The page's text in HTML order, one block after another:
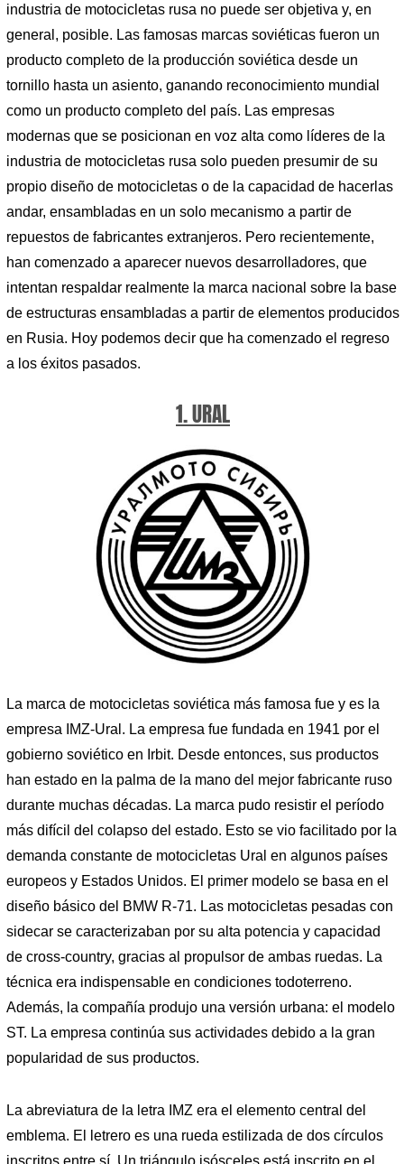
industria de motocicletas rusa no puede ser objetiva y, en
general, posible. Las famosas marcas soviéticas fueron un
producto completo de la producción soviética desde un
tornillo hasta un asiento, ganando reconocimiento mundial
como un producto completo del país. Las empresas
modernas que se posicionan en voz alta como líderes de la
industria de motocicletas rusa solo pueden presumir de su
propio diseño de motocicletas o de la capacidad de hacerlas
andar, ensambladas en un solo mecanismo a partir de
repuestos de fabricantes extranjeros. Pero recientemente,
han comenzado a aparecer nuevos desarrolladores, que
intentan respaldar realmente la marca nacional sobre la base
de estructuras ensambladas a partir de elementos producidos
en Rusia. Hoy podemos decir que ha comenzado el regreso
a los éxitos pasados.
1. URAL
La marca de motocicletas soviética más famosa fue y es la
empresa IMZ-Ural. La empresa fue fundada en 1941 por el
gobierno soviético en Irbit. Desde entonces, sus productos
han estado en la palma de la mano del mejor fabricante ruso
durante muchas décadas. La marca pudo resistir el período
más difícil del colapso del estado. Esto se vio facilitado por la
demanda constante de motocicletas Ural en algunos países
europeos y Estados Unidos. El primer modelo se basa en el
diseño básico del BMW R-71. Las motocicletas pesadas con
sidecar se caracterizaban por su alta potencia y capacidad
de cross-country, gracias al propulsor de ambas ruedas. La
técnica era indispensable en condiciones todoterreno.
Además, la compañía produjo una versión urbana: el modelo
ST. La empresa continúa sus actividades debido a la gran
popularidad de sus productos.
La abreviatura de la letra IMZ era el elemento central del
emblema. El letrero es una rueda estilizada de dos círculos